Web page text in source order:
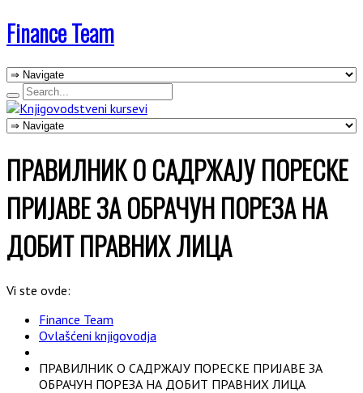
Finance Team
ПРАВИЛНИК О САДРЖАЈУ ПОРЕСКЕ
ПРИЈАВЕ ЗА ОБРАЧУН ПОРЕЗА НА
ДОБИТ ПРАВНИХ ЛИЦА
Vi ste ovde:
Finance Team
Ovlašćeni knjigovodja
ПРАВИЛНИК О САДРЖАЈУ ПОРЕСКЕ ПРИЈАВЕ ЗА
ОБРАЧУН ПОРЕЗА НА ДОБИТ ПРАВНИХ ЛИЦА